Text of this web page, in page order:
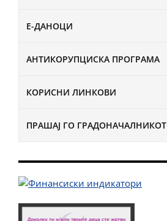
Е-ДАНОЦИ
АНТИКОРУПЦИСКА ПРОГРАМА
КОРИСНИ ЛИНКОВИ
ПРАШАЈ ГО ГРАДОНАЧАЛНИКОТ